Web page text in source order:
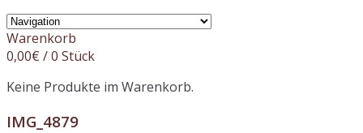
Warenkorb
0,00€ / 0 Stück
Keine Produkte im Warenkorb.
IMG_4879